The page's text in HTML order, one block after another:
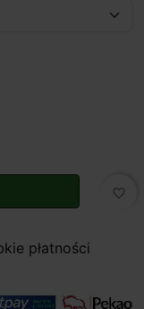
favorite_border
płatności